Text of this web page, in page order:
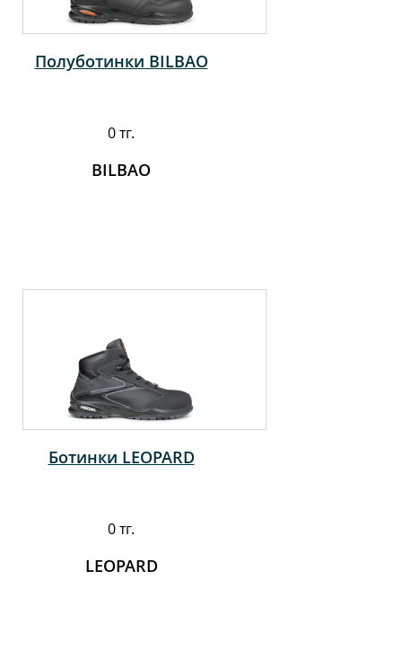
Полуботинки BILBAO
0 тг.
BILBAO
Ботинки LEOPARD
0 тг.
LEOPARD